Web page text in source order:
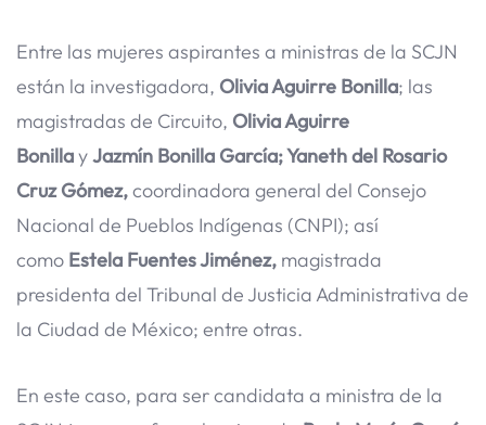
Entre las mujeres aspirantes a ministras de la SCJN
están la investigadora, Olivia Aguirre Bonilla; las
magistradas de Circuito, Olivia Aguirre
BonillayJazmín Bonilla García; Yaneth del Rosario
Cruz Gómez,coordinadora general del Consejo
Nacional de Pueblos Indígenas (CNPI); así
como Estela Fuentes Jiménez, magistrada
presidenta del Tribunal de Justicia Administrativa de
la Ciudad de México; entre otras.
En este caso, para ser candidata a ministra de la